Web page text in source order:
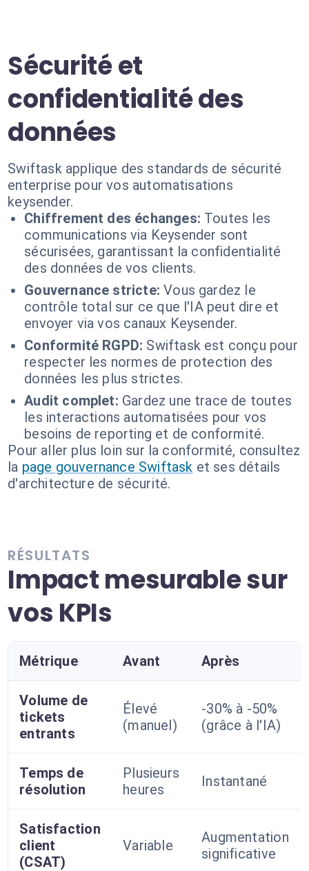
Sécurité et
confidentialité des
données
Swiftask applique des standards de sécurité
enterprise pour vos automatisations
keysender.
Chiffrement des échanges: Toutes les
communications via Keysender sont
sécurisées, garantissant la confidentialité
des données de vos clients.
Gouvernance stricte: Vous gardez le
contrôle total sur ce que l'IA peut dire et
envoyer via vos canaux Keysender.
Conformité RGPD: Swiftask est conçu pour
respecter les normes de protection des
données les plus strictes.
Audit complet: Gardez une trace de toutes
les interactions automatisées pour vos
besoins de reporting et de conformité.
Pour aller plus loin sur la conformité, consultez
la page gouvernance Swiftask et ses détails
d'architecture de sécurité.
RÉSULTATS
Impact mesurable sur
vos KPIs
Métrique Avant Après
Volume de
tickets
entrants
Élevé
(manuel)
-30% à -50%
(grâce à l'IA)
Temps de
résolution
Plusieurs
heures
Instantané
Satisfaction
client
(CSAT)
Variable
Augmentation
significative